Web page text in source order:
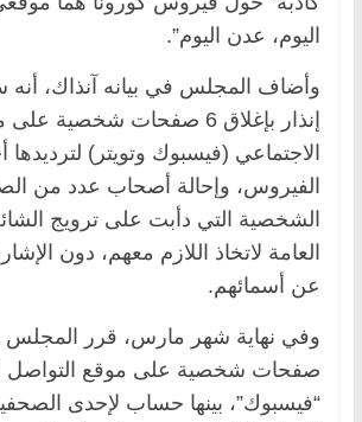
اليوم، عدن اليوم”.
وأضاف المجلس في بيانه آنذاك، أنه
إنذار بإغلاق 6 صفحات شخصية
الاجتماعي (فيسبوك وتويتر) لترديدها
الفيروس، وإحالة أصحاب عدد من
الشخصية التي دأبت على ترويج
العامة لاتخاذ اللازم معهم، دون
عن أسمائهم.
صفحات شخصية على موقع التواصل
“فيسبوك”، بينها حساب لإحدى